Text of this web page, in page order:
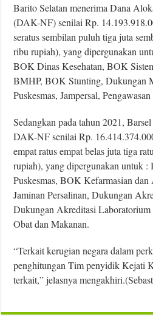
Barito Selatan menerima Dana
(DAK-NF) senilai Rp.
seratus sembilan puluh tiga juta
ribu rupiah), yang dipergunakan
BOK Dinas Kesehatan, BOK
BMHP, BOK Stunting, Dukungan
Puskesmas, Jampersal,
Sedangkan pada tahun 2021,
DAK-NF senilai Rp.
empat ratus empat belas juta tiga
rupiah), yang dipergunakan untuk
Puskesmas, BOK Kefarmasian
Jaminan Persalinan, Dukungan
Dukungan Akreditasi Laboratorium
Obat dan Makanan.
“Terkait kerugian negara dalam
penghitungan Tim penyidik Kejati
terkait,” jelasnya